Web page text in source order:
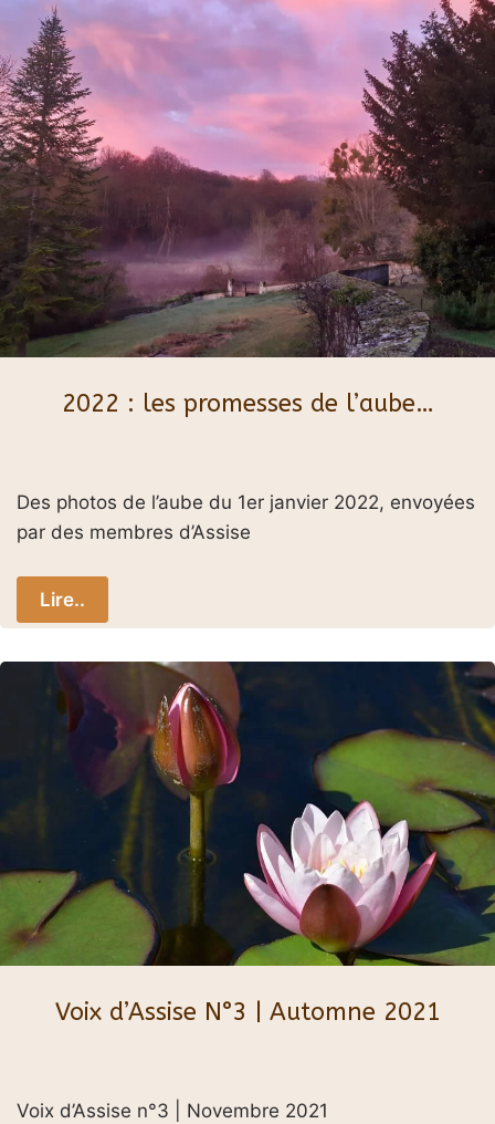
2022 : les promesses de l’aube…
Des photos de l’aube du 1er janvier 2022, envoyées
par des membres d’Assise
Lire..
Voix d’Assise N°3 | Automne 2021
Voix d’Assise n°3 | Novembre 2021